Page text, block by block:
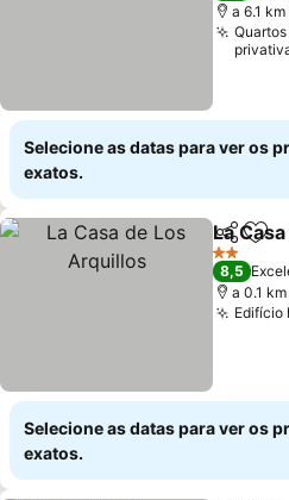
a 6.1
Selecione as datas para ver os
exatos.
Partilhar
La
2 Estrelas
8,5
a 0.1
Edifício
Selecione as datas para ver os
exatos.